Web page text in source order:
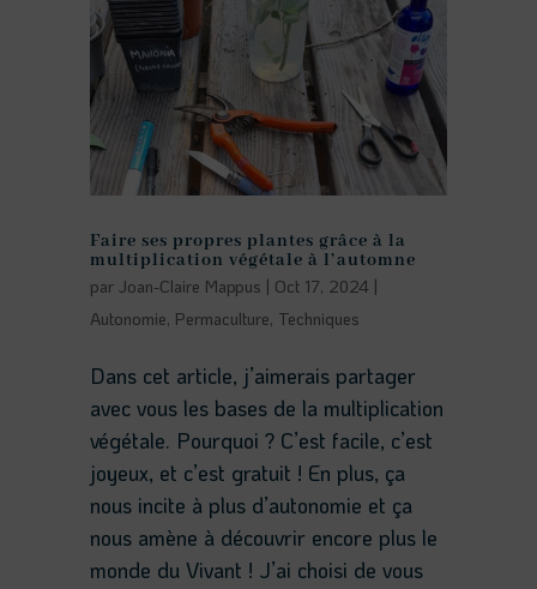
Faire ses propres plantes grâce à la
multiplication végétale à l’automne
par Joan-Claire Mappus | Oct 17, 2024 |
Autonomie, Permaculture, Techniques
Dans cet article, j’aimerais partager
avec vous les bases de la multiplication
végétale. Pourquoi ? C’est facile, c’est
joyeux, et c’est gratuit ! En plus, ça
nous incite à plus d’autonomie et ça
nous amène à découvrir encore plus le
monde du Vivant ! J’ai choisi de vous